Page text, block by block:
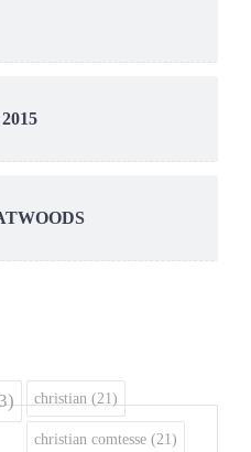
christian (21)
christian comtesse (21)